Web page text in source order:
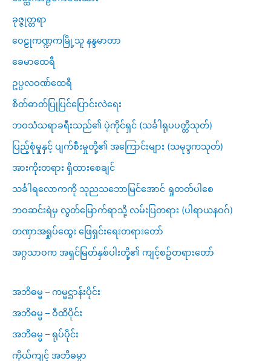
ခုဇ္ဇုတ္တရာ
ဝေဠုကဏ္ဍကမြို့သူ နန္ဒမာတာ
ခေမာထေရီ
ဥပ္ပလဝဏ်ထေရီ
စိတ်ဓာတ်ပြုပြင်ပြောင်းလဲရေး
ဘဝသံသရာခရီးသည်၏ ပဲ့ကိုင်ရှင် (သင်္ခါရုပပတ္တိသုတ်)
ပြည့်စုံမှုနှင့် ပျက်စီးမှုတို့၏ အကြောင်းများ (သမုဒ္ဒကသုတ်)
အားကိုးတရား ရှိထားစေချင်
သင်္ခါရလောကကို သုညသဘောမြင်အောင် ရှုတတ်ပါစေ
ဘဝဆင်းရဲမှ လွတ်မြောက်ရာသို့ လမ်းပြတရား (ပါရာယနဝဂ်)
တဏှာအရှုပ်ထွေး ဖြေရှင်းရေးတရားတော်
အဂ္ဂသာဝက အရှင်မြတ်နှစ်ပါးတို့၏ ကျင့်စဥ်တရားတော်
အဘိဓမ္မ – ကမ္မဋ္ဌာန်းပိုင်း
အဘိဓမ္မ – ဝီထိပိုင်း
အဘိဓမ္မ – ရုပ်ပိုင်း
ကိုယ်ကျင့် အဘိဓမ္မာ